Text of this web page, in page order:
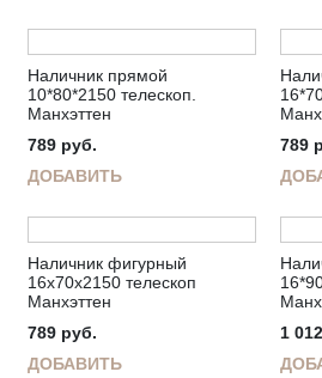
Наличник прямой
10*80*2150 телескоп.
Манхэттен
789 руб.
ДОБАВИТЬ
789
Наличник фигурный
16х70х2150 телескоп
Манхэттен
789 руб.
ДОБАВИТЬ
1 012